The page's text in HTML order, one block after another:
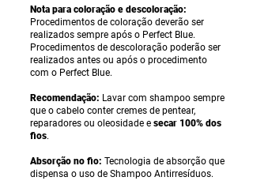
Nota para coloração e descoloração:
Procedimentos de coloração deverão ser
realizados sempre após o Perfect Blue.
Procedimentos de descoloração poderão ser
realizados antes ou após o procedimento
com o Perfect Blue.
Recomendação: Lavar com shampoo sempre
que o cabelo conter cremes de pentear,
reparadores ou oleosidade e secar 100% dos
fios.
Absorção no fio: Tecnologia de absorção que
dispensa o uso de Shampoo Antirresíduos.